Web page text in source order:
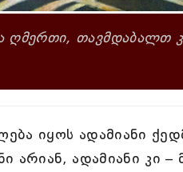
ღმერთი, თავმდაბალთ
იყოს ადამიანი
არიან, ადამიანი კი –